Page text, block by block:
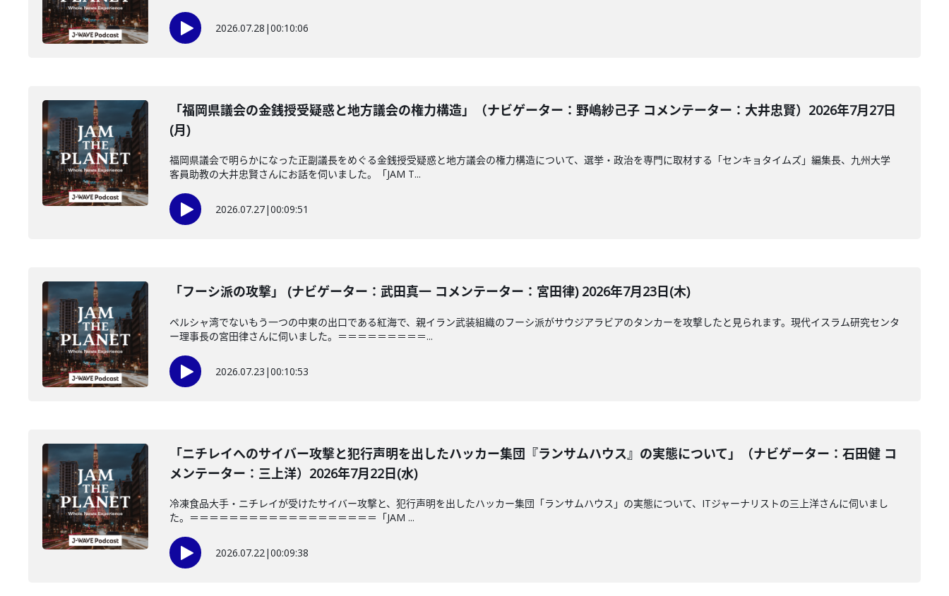
2026.07.28 |00:10:06
「福岡県議会の金銭授受疑惑と地方議会の権力構造」（ナビゲーター：野嶋紗己子 コメンテーター：大井忠賢）2026年7月27日
(月)
福岡県議会で明らかになった正副議長をめぐる金銭授受疑惑と地方議会の権力構造について、選挙・政治を専門に取材する「センキョタイムズ」編集長、九州大学
客員助教の大井忠賢さんにお話を伺いました。「JAM T...
2026.07.27|00:09:51
「フーシ派の攻撃」 (ナビゲーター：武田真一 コメンテーター：宮田律) 2026年7月23日(木)
ペルシャ湾でないもう一つの中東の出口である紅海で、親イラン武装組織のフーシ派がサウジアラビアのタンカーを攻撃したと見られます。現代イスラム研究センタ
ー理事長の宮田律さんに伺いました。＝＝＝＝＝＝＝＝＝...
2026.07.23 |00:10:53
「ニチレイへのサイバー攻撃と犯行声明を出したハッカー集団『ランサムハウス』の実態について」（ナビゲーター：石田健 コ
メンテーター：三上洋）2026年7月22日(水)
冷凍食品大手・ニチレイが受けたサイバー攻撃と、犯行声明を出したハッカー集団「ランサムハウス」の実態について、ITジャーナリストの三上洋さんに伺いまし
た。＝＝＝＝＝＝＝＝＝＝＝＝＝＝＝＝＝＝＝「JAM ...
2026.07.22|00:09:38